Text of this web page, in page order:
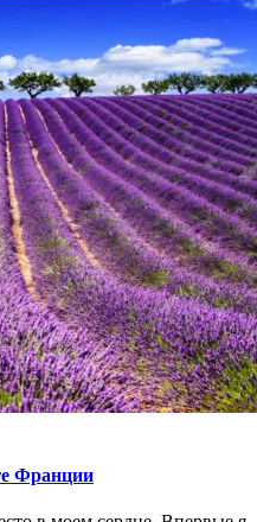
Франции